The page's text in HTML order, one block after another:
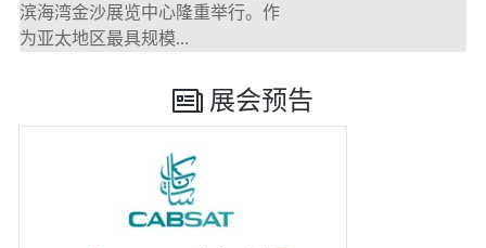
滨海湾金沙展览中心隆重举行。作
为亚太地区最具规模...
展会预告